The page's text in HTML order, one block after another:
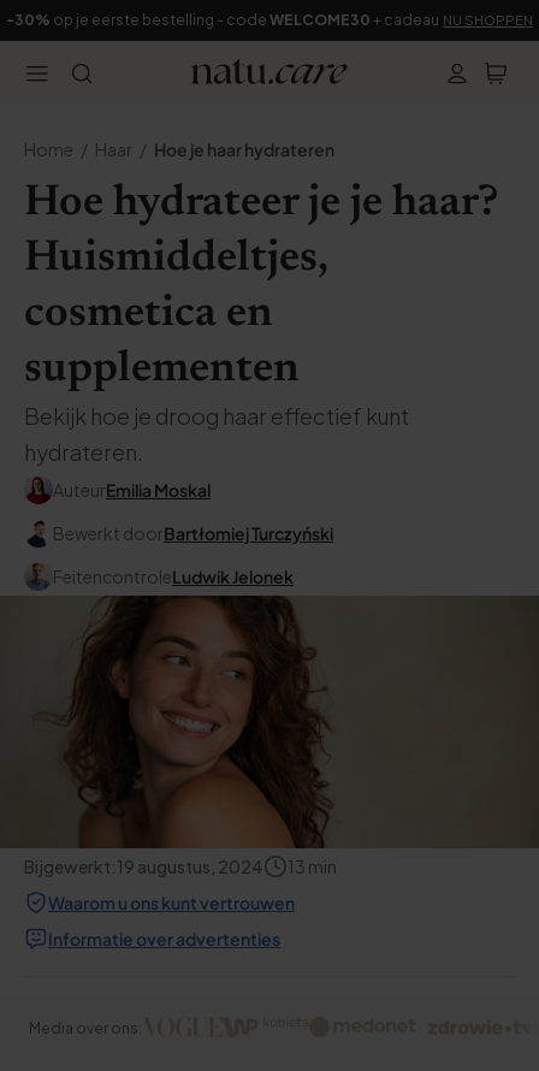
-30% op je eerste bestelling - code WELCOME30 + cadeau NU SHOPPEN
Home Haar Hoe je haar hydrateren
Hoe hydrateer je je haar?
Huismiddeltjes,
cosmetica en
supplementen
Bekijk hoe je droog haar effectief kunt
hydrateren.
AuteurEmilia Moskal
Bewerkt doorBartłomiej Turczyński
FeitencontroleLudwik Jelonek
Bijgewerkt:19 augustus, 2024 13 min
Waarom u ons kunt vertrouwen
Informatie over advertenties
Media over ons: